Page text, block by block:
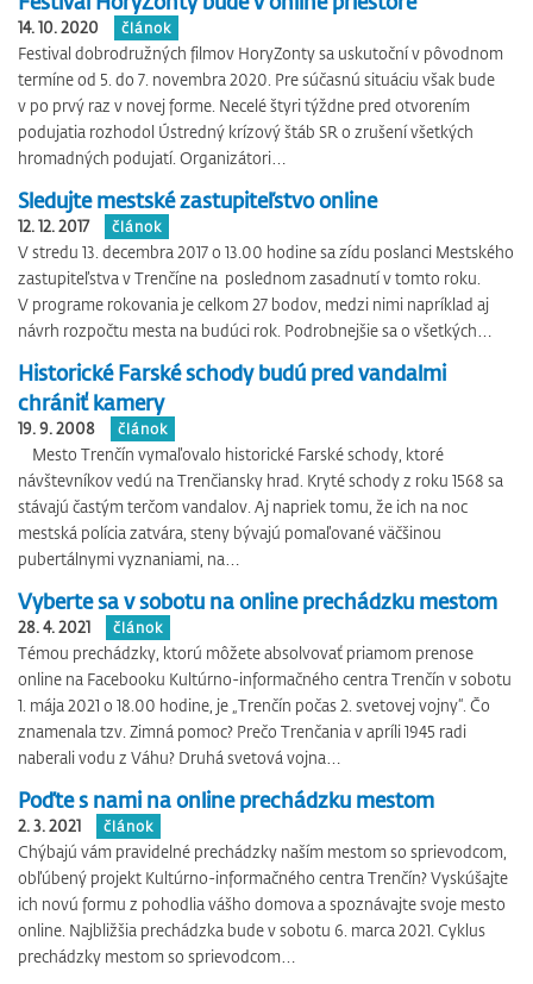
14. 10. 2020 článok
Festival dobrodružných filmov HoryZonty sa uskutoční v pôvodnom
termíne od 5. do 7. novembra 2020. Pre súčasnú situáciu však bude
v po prvý raz v novej forme. Necelé štyri týždne pred otvorením
podujatia rozhodol Ústredný krízový štáb SR o zrušení všetkých
hromadných podujatí. Organizátori…
Sledujte mestské zastupiteľstvo online
12. 12. 2017 článok
V stredu 13. decembra 2017 o 13.00 hodine sa zídu poslanci Mestského
zastupiteľstva v Trenčíne na poslednom zasadnutí v tomto roku.
V programe rokovania je celkom 27 bodov, medzi nimi napríklad aj
návrh rozpočtu mesta na budúci rok. Podrobnejšie sa o všetkých…
Historické Farské schody budú pred vandalmi
chrániť kamery
19. 9. 2008 článok
Mesto Trenčín vymaľovalo historické Farské schody, ktoré
návštevníkov vedú na Trenčiansky hrad. Kryté schody z roku 1568 sa
stávajú častým terčom vandalov. Aj napriek tomu, že ich na noc
mestská polícia zatvára, steny bývajú pomaľované väčšinou
pubertálnymi vyznaniami, na…
Vyberte sa v sobotu na online prechádzku mestom
28. 4. 2021 článok
Témou prechádzky, ktorú môžete absolvovať priamom prenose
online na Facebooku Kultúrno-informačného centra Trenčín v sobotu
1. mája 2021 o 18.00 hodine, je „Trenčín počas 2. svetovej vojny“. Čo
znamenala tzv. Zimná pomoc? Prečo Trenčania v apríli 1945 radi
naberali vodu z Váhu? Druhá svetová vojna…
Poďte s nami na online prechádzku mestom
2. 3. 2021 článok
Chýbajú vám pravidelné prechádzky naším mestom so sprievodcom,
obľúbený projekt Kultúrno-informačného centra Trenčín? Vyskúšajte
ich novú formu z pohodlia vá­šho domova a spoznávajte svoje mesto
online. Najbližšia prechádzka bude v sobotu 6. marca 2021. Cyklus
prechádzky mestom so sprievodcom…